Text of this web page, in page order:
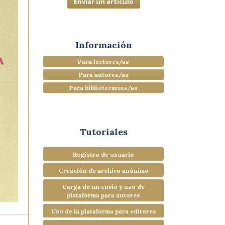
Información
Para lectores/as
Para autores/as
Para bibliotecarios/as
Tutoriales
Registro de usuario
Creación de archivo anónimo
Carga de un envío y uso de
plataforma para autores
Uso de la plataforma para editores